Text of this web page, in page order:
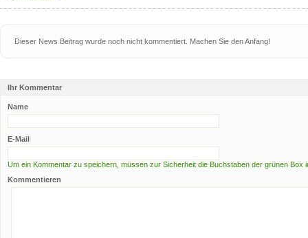
Dieser News Beitrag wurde noch nicht kommentiert. Machen Sie den Anfang!
Ihr Kommentar
Name
E-Mail
Um ein Kommentar zu speichern, müssen zur Sicherheit die Buchstaben der grünen
Kommentieren